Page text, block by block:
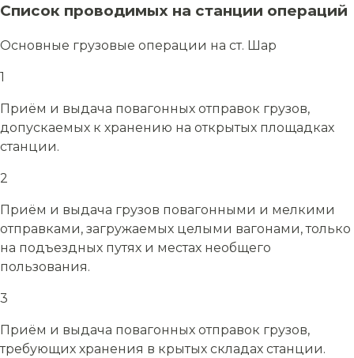
Список проводимых на станции операций
Основные грузовые операции на ст. Шар
1
Приём и выдача повагонных отправок грузов,
допускаемых к хранению на открытых площадках
станции.
2
Приём и выдача грузов повагонными и мелкими
отправками, загружаемых целыми вагонами, только
на подъездных путях и местах необщего
пользования.
3
Приём и выдача повагонных отправок грузов,
требующих хранения в крытых складах станции.